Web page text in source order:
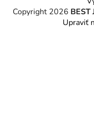
Copyright 2026 BEST
Upraviť